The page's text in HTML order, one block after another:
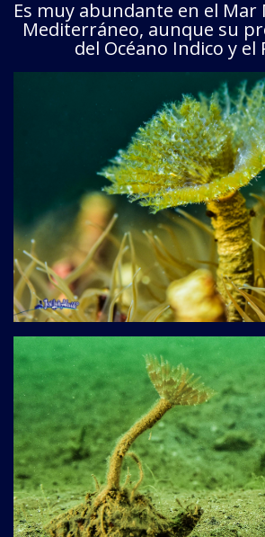
Es muy abundante en el Mar
Mediterráneo, aunque su
del Océano Indico y el